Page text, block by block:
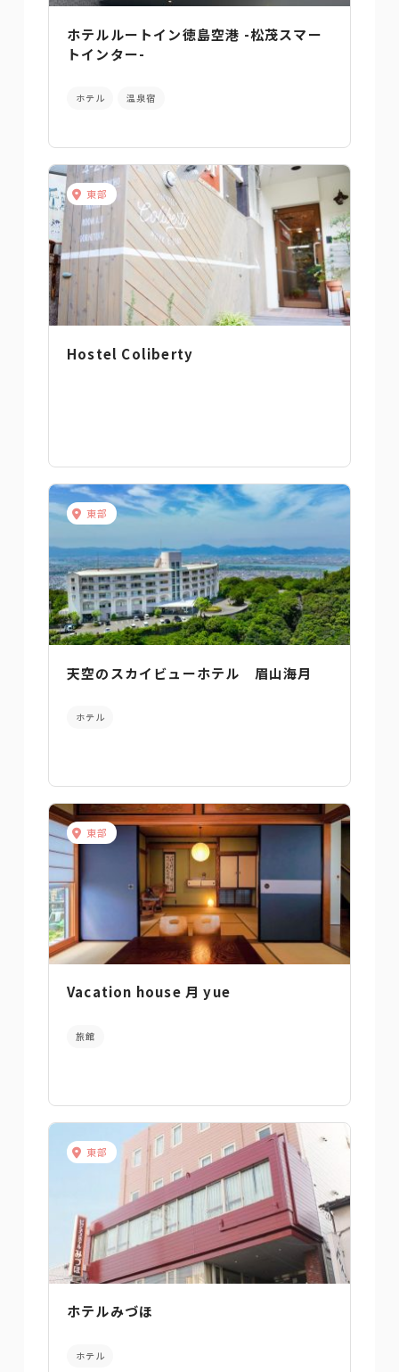
ホテルルートイン徳島空港 -松茂スマー
トインター-
ホテル 温泉宿
東部
Hostel Coliberty
東部
天空のスカイビューホテル 眉山海月
ホテル
東部
Vacation house 月 yue
旅館
東部
ホテルみづほ
ホテル